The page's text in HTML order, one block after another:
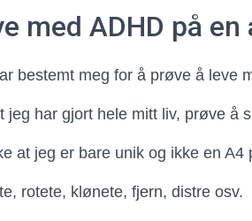
med ADHD på
bestemt meg for å prøve å leve
jeg har gjort hele mitt liv, prøve å
at jeg er bare unik og ikke en
rotete, klønete, fjern, distre osv.